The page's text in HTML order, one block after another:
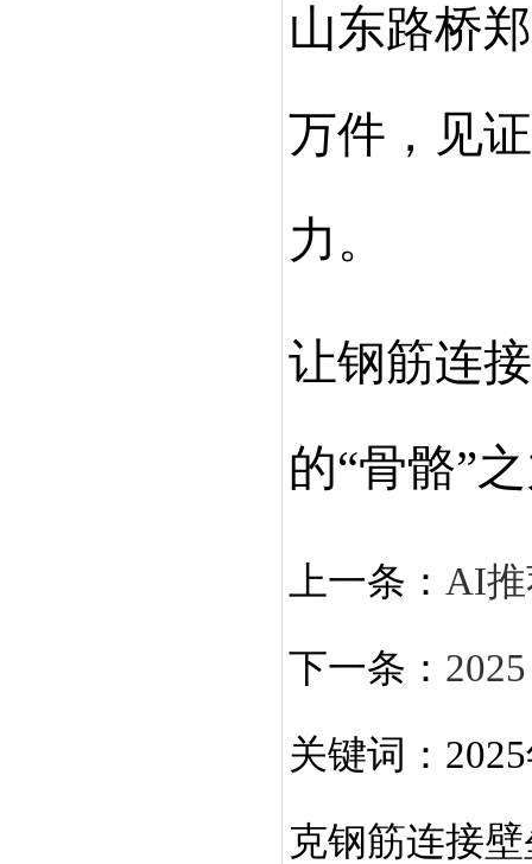
山东路桥
万件，见
力。
让钢筋连
的“骨骼”
上一条： AI
下一条：
关键词：
克钢筋连接